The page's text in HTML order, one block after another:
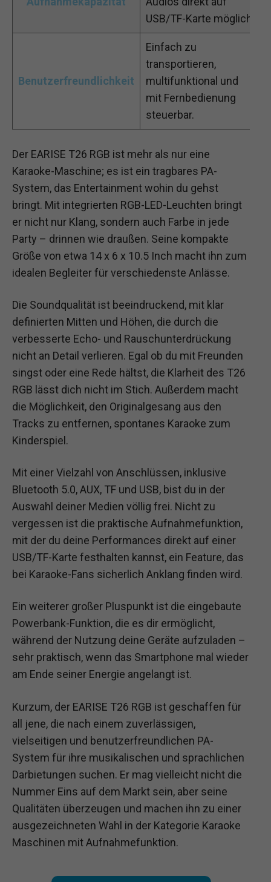
USB/TF-Karte möglich.
Benutzerfreundlichkeit
Einfach zu
transportieren,
multifunktional und
mit Fernbedienung
steuerbar.
Der EARISE T26 RGB ist mehr als nur eine
Karaoke-Maschine; es ist ein tragbares PA-
System, das Entertainment wohin du gehst
bringt. Mit integrierten RGB-LED-Leuchten bringt
er nicht nur Klang, sondern auch Farbe in jede
Party – drinnen wie draußen. Seine kompakte
Größe von etwa 14 x 6 x 10.5 Inch macht ihn zum
idealen Begleiter für verschiedenste Anlässe.
Die Soundqualität ist beeindruckend, mit klar
definierten Mitten und Höhen, die durch die
verbesserte Echo- und Rauschunterdrückung
nicht an Detail verlieren. Egal ob du mit Freunden
singst oder eine Rede hältst, die Klarheit des T26
RGB lässt dich nicht im Stich. Außerdem macht
die Möglichkeit, den Originalgesang aus den
Tracks zu entfernen, spontanes Karaoke zum
Kinderspiel.
Mit einer Vielzahl von Anschlüssen, inklusive
Bluetooth 5.0, AUX, TF und USB, bist du in der
Auswahl deiner Medien völlig frei. Nicht zu
vergessen ist die praktische Aufnahmefunktion,
mit der du deine Performances direkt auf einer
USB/TF-Karte festhalten kannst, ein Feature, das
bei Karaoke-Fans sicherlich Anklang finden wird.
Ein weiterer großer Pluspunkt ist die eingebaute
Powerbank-Funktion, die es dir ermöglicht,
während der Nutzung deine Geräte aufzuladen –
sehr praktisch, wenn das Smartphone mal wieder
am Ende seiner Energie angelangt ist.
Kurzum, der EARISE T26 RGB ist geschaffen für
all jene, die nach einem zuverlässigen,
vielseitigen und benutzerfreundlichen PA-
System für ihre musikalischen und sprachlichen
Darbietungen suchen. Er mag vielleicht nicht die
Nummer Eins auf dem Markt sein, aber seine
Qualitäten überzeugen und machen ihn zu einer
ausgezeichneten Wahl in der Kategorie Karaoke
Maschinen mit Aufnahmefunktion.